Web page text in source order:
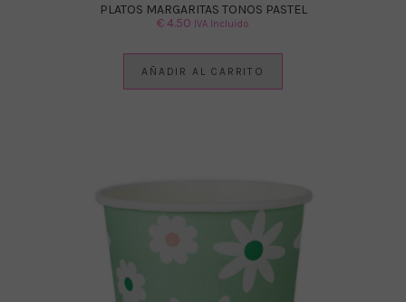
PLATOS MARGARITAS TONOS PASTEL
€4.50 IVA Incluido
AÑADIR AL CARRITO